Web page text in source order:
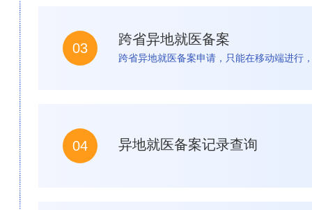
03
跨省异地就医备案
跨省异地就医备案申请，只能在移动端进行
04 异地就医备案记录查询